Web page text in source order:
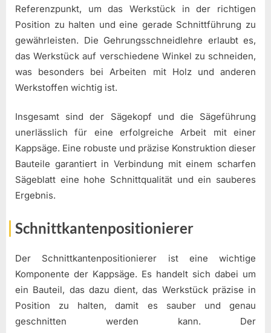
Referenzpunkt, um das Werkstück in der richtigen
Position zu halten und eine gerade Schnittführung zu
gewährleisten. Die Gehrungsschneidlehre erlaubt es,
das Werkstück auf verschiedene Winkel zu schneiden,
was besonders bei Arbeiten mit Holz und anderen
Werkstoffen wichtig ist.
Insgesamt sind der Sägekopf und die Sägeführung
unerlässlich für eine erfolgreiche Arbeit mit einer
Kappsäge. Eine robuste und präzise Konstruktion dieser
Bauteile garantiert in Verbindung mit einem scharfen
Sägeblatt eine hohe Schnittqualität und ein sauberes
Ergebnis.
Schnittkantenpositionierer
Der Schnittkantenpositionierer ist eine wichtige
Komponente der Kappsäge. Es handelt sich dabei um
ein Bauteil, das dazu dient, das Werkstück präzise in
Position zu halten, damit es sauber und genau
geschnitten werden kann. Der